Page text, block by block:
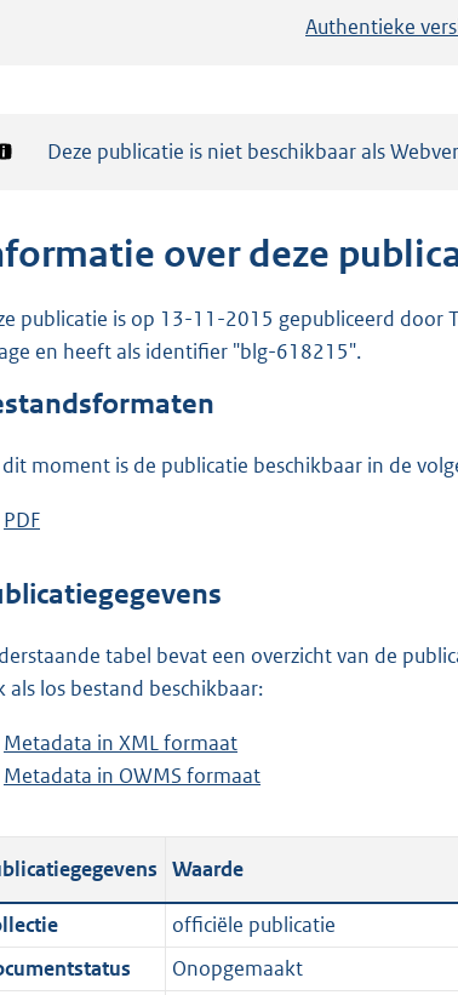
Authentieke
Notificatie:
Deze publicatie is niet beschikbaar als
over deze
publicatie is op 13-11-2015 gepubliceerd door
en heeft als identifier "blg-618215".
dit moment is de publicatie beschikbaar in de
D
w
l
o
d
p
l
i
c
a
PDF
s
a
n
s
g
o
t
t
e
tabel bevat een overzicht van de
als los bestand beschikbaar:
Metadata in XML formaat
e
t
a
n
d
s
Metadata in OWMS formaat
s
a
n
d
Waarde
officiële publicatie
Onopgemaakt